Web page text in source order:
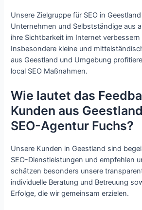
Unsere Zielgruppe für SEO in
Unternehmen und Selbstständige aus
ihre Sichtbarkeit im Internet
Insbesondere kleine und
aus Geestland und Umgebung
local SEO Maßnahmen.
Wie lautet das
Kunden aus
SEO-Agentur Fuchs?
Unsere Kunden in Geestland sind
SEO-Dienstleistungen und empfehlen
schätzen besonders unsere
individuelle Beratung und Betreuung
Erfolge, die wir gemeinsam erzielen.